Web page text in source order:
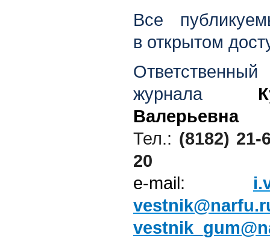
Все
в открытом
журнала
Валерьевна
Тел.: (8182) 21-
20
e-mail: i.